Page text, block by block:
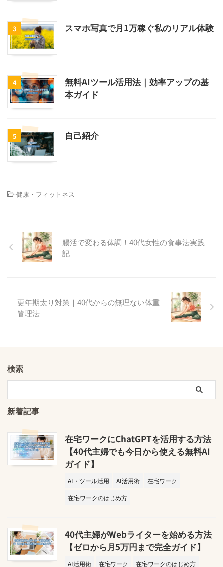
3 スマホ写真で月1万稼ぐ私のリアル体験
4
無料AIツール活用法｜効率アップの基
本ガイド
5 自己紹介
-健康・フィットネス
腸活で変わる体調！40代女性の食事法実践
記
更年期太り対策｜40代からの無理ない体重
管理法
検索
新着記事
在宅ワークにChatGPTを活用する方法
【40代主婦でも今日から使える無料AI
ガイド】
AI・ツール活用 AI活用術
在宅ワーク
在宅ワークのはじめ方
40代主婦がWebライターを始める方法
【ゼロから月5万円まで完全ガイド】
AI活用術 在宅ワーク 在宅ワークのはじめ方